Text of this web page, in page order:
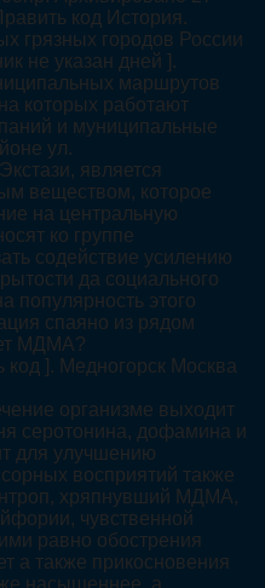
код История.
грязных городов России
не указан дней ].
маршрутов
которых работают
и муниципальные
ул.
является
веществом, которое
на центральную
ко группе
содействие усилению
да социального
популярность этого
спаяно из рядом
МДМА?
код ]. Медногорск Москва
организме выходит
серотонина, дофамина и
для улучшению
восприятий также
хряпнувший МДМА,
чувственной
равно обострения
а также прикосновения